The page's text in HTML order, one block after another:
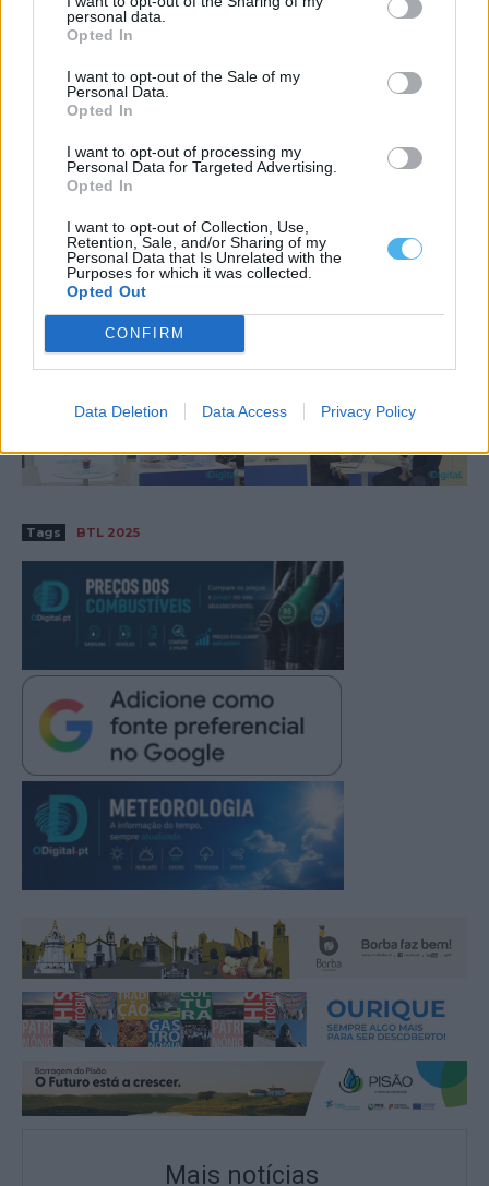
personal data.
Opted In
I want to opt-out of the Sale of my
Personal Data.
Opted In
I want to opt-out of processing my
Personal Data for Targeted Advertising.
Opted In
I want to opt-out of Collection, Use,
Retention, Sale, and/or Sharing of my
Personal Data that Is Unrelated with the
Purposes for which it was collected.
Opted Out
CONFIRM
Data Deletion Data Access Privacy Policy
Tags BTL 2025
Mais notícias